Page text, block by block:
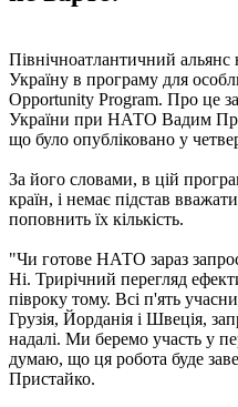
Північноатлантичний альянс
Україну в програму для
Opportunity Program. Про це
України при НАТО Вадим
що було опубліковано у
За його словами, в цій
країн, і немає підстав
поповнить їх кількість.
"Чи готове НАТО зараз
Ні. Трирічний перегляд
півроку тому. Всі п'ять
Грузія, Йорданія і Швеція,
надалі. Ми беремо участь у
думаю, що ця робота буде
Пристайко.